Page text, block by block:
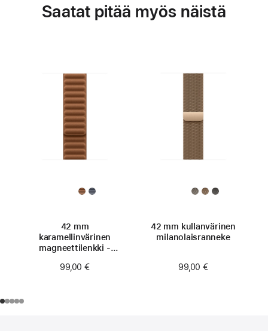
Saatat pitää myös näistä
42 mm
karamellinvärinen
magneettilenkki -
99,00 €
42 mm kullanvärinen
milanolaisranneke
99,00 €